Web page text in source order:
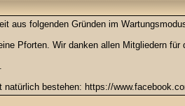
aus folgenden Gründen im
Pforten. Wir danken allen Mitgliedern
natürlich bestehen: https://